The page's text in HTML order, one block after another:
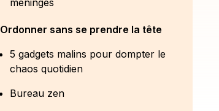
méninges
Ordonner sans se prendre la tête
5 gadgets malins pour dompter le
chaos quotidien
Bureau zen